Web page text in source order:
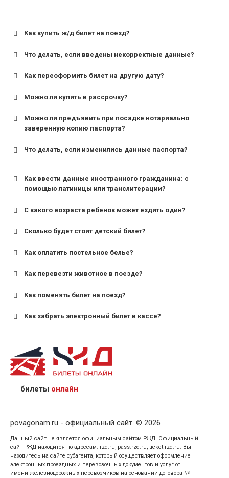
Как купить ж/д билет на поезд?
Что делать, если введены некорректные данные?
Как переоформить билет на другую дату?
Можно ли купить в рассрочку?
Можно ли предъявить при посадке нотариально
заверенную копию паспорта?
Что делать, если изменились данные паспорта?
Как ввести данные иностранного гражданина: с
помощью латиницы или транслитерации?
С какого возраста ребенок может ездить один?
для поездов дальнего следования — от 10 лет и
для пригородных поездов — от 7 лет.
Сколько будет стоит детский билет?
Как оплатить постельное белье?
Как перевезти животное в поезде?
Как поменять билет на поезд?
Как забрать электронный билет в кассе?
назвав кассиру 14-значный номер заказа;
предъявив удостоверение личности пассажира, на
кого оформлен билет.
билеты онлайн
povagonam.ru - официальный сайт. © 2026
Данный сайт не является официальным сайтом РЖД. Официальный
сайт РЖД находится по адресам: rzd.ru, pass.rzd.ru, ticket.rzd.ru. Вы
находитесь на сайте субагента, который осуществляет оформление
электронных проездных и перевозочных документов и услуг от
имени железнодорожных перевозчиков на основании договора №